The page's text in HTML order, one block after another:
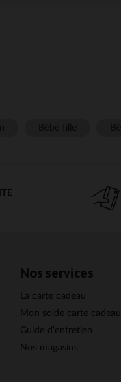
Nos services
La carte cadeau
Mon solde carte cadeau
Guide d'entretien
Nos magasins